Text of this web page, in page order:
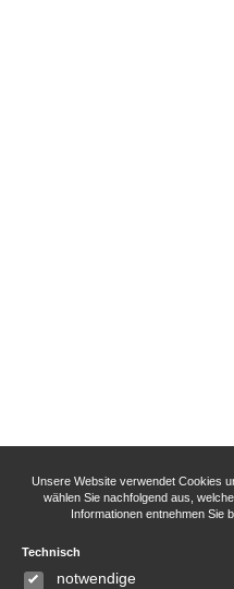
Unsere Website verwendet Cookies
wählen Sie nachfolgend aus,
Informationen entnehmen Sie
Technisch
notwendige